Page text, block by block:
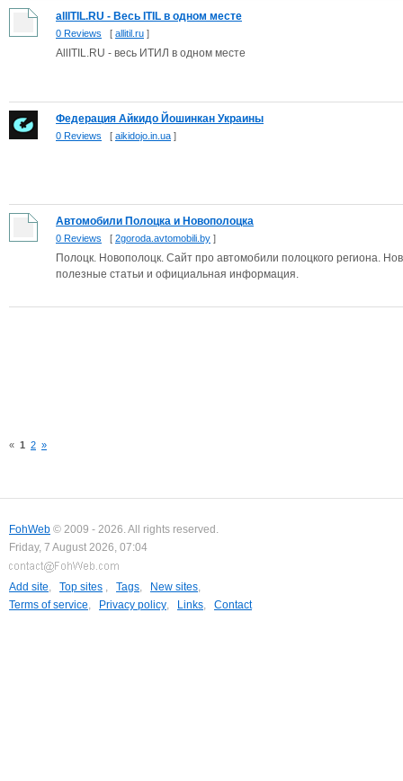
allITIL.RU - Весь ITIL в одном месте
0 Reviews [ allitil.ru ]
AllITIL.RU - весь ИТИЛ в одном месте
Федерация Айкидо Йошинкан Украины
0 Reviews [ aikidojo.in.ua ]
Автомобили Полоцка и Новополоцка
0 Reviews [ 2goroda.avtomobili.by ]
Полоцк. Новополоцк. Сайт про автомобили полоцкого региона.
полезные статьи и официальная информация.
« 1 2 »
FohWeb © 2009 - 2026. All rights reserved.
Friday, 7 August 2026, 07:04
Add site, Top sites , Tags, New sites,
Terms of service, Privacy policy, Links, Contact